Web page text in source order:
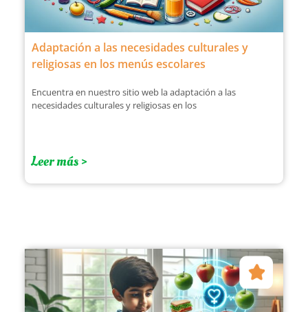
Adaptación a las necesidades culturales y
religiosas en los menús escolares
Encuentra en nuestro sitio web la adaptación a las
necesidades culturales y religiosas en los
Leer más >